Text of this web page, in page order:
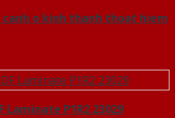
canh o kinh thanh thoat hiem
Laminate P1R2 23029